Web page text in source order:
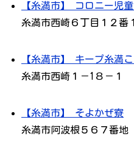
【糸満市】 コロニー児
糸満市西崎６丁目１２番
【糸満市】 キープ糸満
糸満市西崎１－1８－１
【糸満市】 そよかぜ寮
糸満市阿波根５６７番地